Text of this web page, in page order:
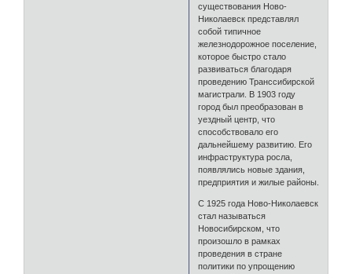
существования Ново-
Николаевск представлял
собой типичное
железнодорожное поселение,
которое быстро стало
развиваться благодаря
проведению Транссибирской
магистрали. В 1903 году
город был преобразован в
уездный центр, что
способствовало его
дальнейшему развитию. Его
инфраструктура росла,
появлялись новые здания,
предприятия и жилые районы.
С 1925 года Ново-Николаевск
стал называться
Новосибирском, что
произошло в рамках
проведения в стране
политики по упрощению